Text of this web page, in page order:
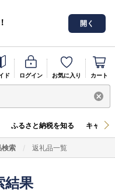
開く
ド ログイン お気に入り カート
ふるさと納税を知る キャン
検索 返礼品一覧
結果